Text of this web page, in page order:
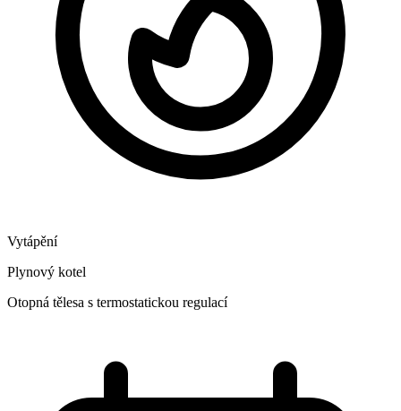
Vytápění
Plynový kotel
Otopná tělesa s termostatickou regulací